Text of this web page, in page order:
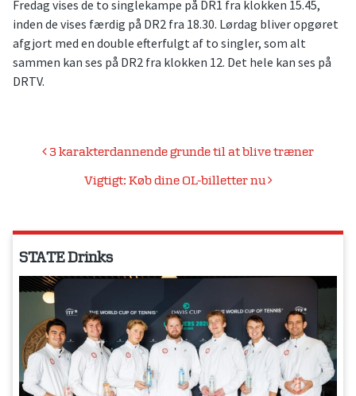
Fredag vises de to singlekampe på DR1 fra klokken 15.45,
inden de vises færdig på DR2 fra 18.30. Lørdag bliver opgøret
afgjort med en double efterfulgt af to singler, som alt
sammen kan ses på DR2 fra klokken 12. Det hele kan ses på
DRTV.
Indlægsnavigation
3 karakterdannende grunde til at blive træner
Vigtigt: Køb dine OL-billetter nu
STATE Drinks